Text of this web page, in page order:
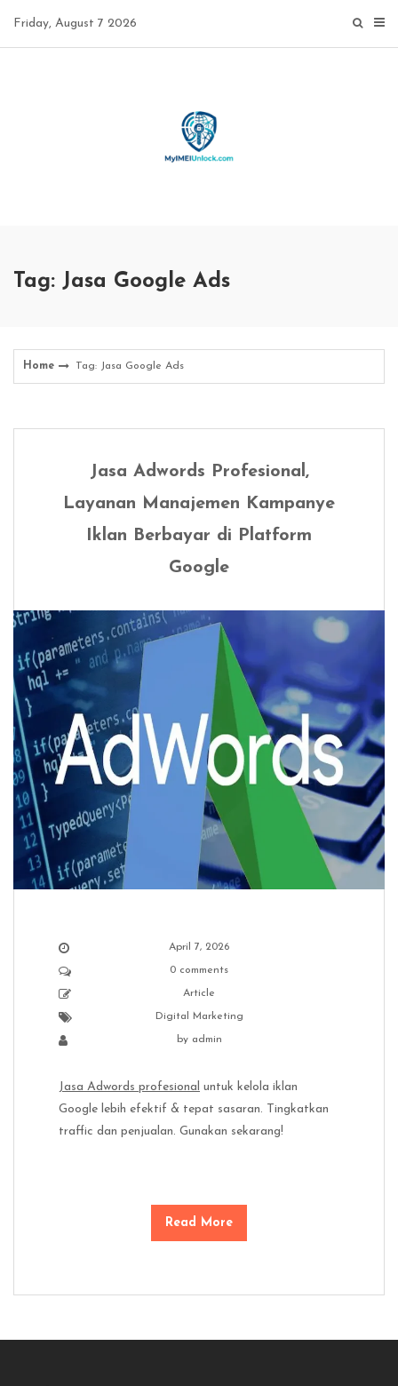
Friday, August 7 2026
Tag: Jasa Google Ads
Home Tag: Jasa Google Ads
Jasa Adwords Profesional,
Layanan Manajemen Kampanye
Iklan Berbayar di Platform
Google
April 7, 2026
0 comments
Article
Digital Marketing
by admin
Jasa Adwords profesional untuk kelola iklan
Google lebih efektif & tepat sasaran. Tingkatkan
traffic dan penjualan. Gunakan sekarang!
Read More